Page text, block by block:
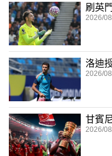
刷英
2026/
洛迪
2026/
甘賓
2026/